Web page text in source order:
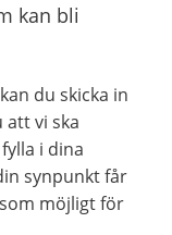
kan bli
du skicka in
vi ska
i dina
synpunkt får
möjligt för